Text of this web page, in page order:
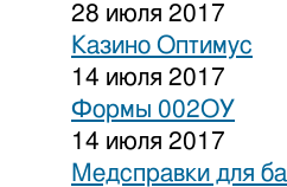
28 июля 2017
Казино Оптимус
14 июля 2017
Формы 002ОУ
14 июля 2017
Медсправки для